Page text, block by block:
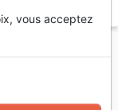
Ecritures
Bible peut
vous acceptez